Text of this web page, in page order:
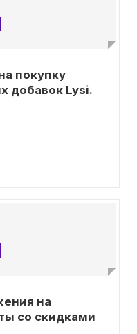
покупку
добавок Lysi.
на
со скидками